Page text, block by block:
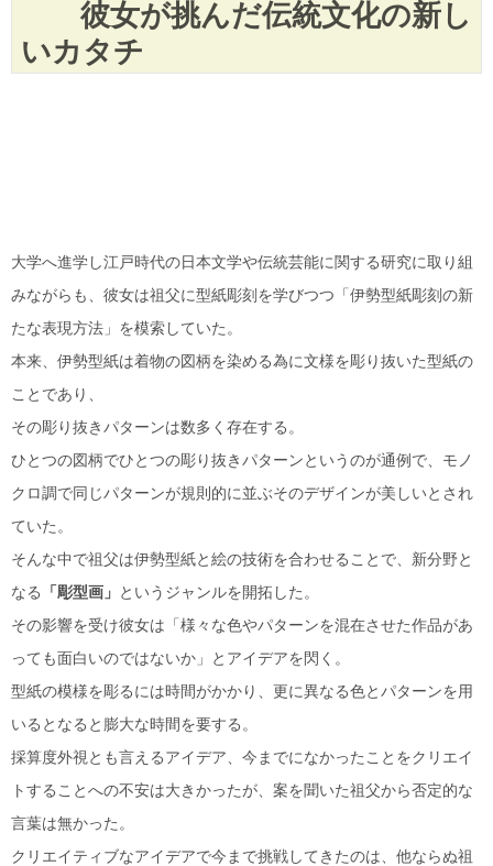
彼女が挑んだ伝統文化の新し
いカタチ
大学へ進学し江戸時代の日本文学や伝統芸能に関する研究に取り組
みながらも、彼女は祖父に型紙彫刻を学びつつ「伊勢型紙彫刻の新
たな表現方法」を模索していた。
本来、伊勢型紙は着物の図柄を染める為に文様を彫り抜いた型紙の
ことであり、
その彫り抜きパターンは数多く存在する。
ひとつの図柄でひとつの彫り抜きパターンというのが通例で、モノ
クロ調で同じパターンが規則的に並ぶそのデザインが美しいとされ
ていた。
そんな中で祖父は伊勢型紙と絵の技術を合わせることで、新分野と
なる
「彫型画」 というジャンルを開拓した。
その影響を受け彼女は「様々な色やパターンを混在させた作品があ
っても面白いのではないか」とアイデアを閃く。
型紙の模様を彫るには時間がかかり、更に異なる色とパターンを用
いるとなると膨大な時間を要する。
採算度外視とも言えるアイデア、今までになかったことをクリエイ
トすることへの不安は大きかったが、案を聞いた祖父から否定的な
言葉は無かった。
クリエイティブなアイデアで今まで挑戦してきたのは、他ならぬ祖